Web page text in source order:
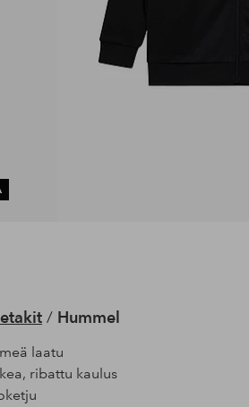
/ Hummel
laatu
ribattu kaulus